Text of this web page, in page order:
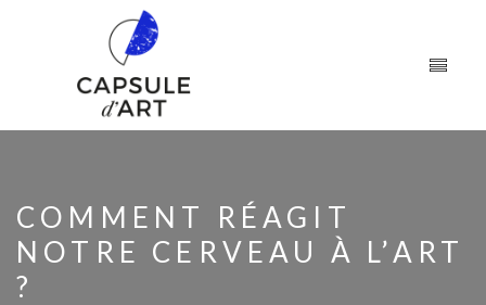
COMMENT RÉAGIT
NOTRE CERVEAU À L’ART
?